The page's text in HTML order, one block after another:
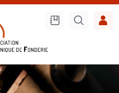
sur le site